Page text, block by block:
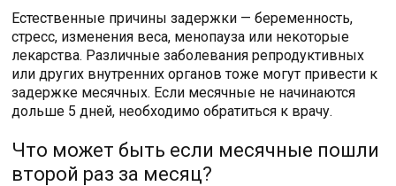
Естественные причины задержки — беременность,
стресс, изменения веса, менопауза или некоторые
лекарства. Различные заболевания репродуктивных
или других внутренних органов тоже могут привести к
задержке месячных. Если месячные не начинаются
дольше 5 дней, необходимо обратиться к врачу.
Что может быть если месячные пошли
второй раз за месяц?